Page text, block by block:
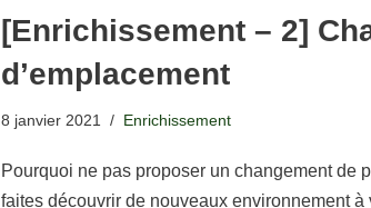
[Enrichissement – 2]
d’emplacement
8 janvier 2021 Enrichissement
Pourquoi ne pas proposer un changement de
faites découvrir de nouveaux environnement à